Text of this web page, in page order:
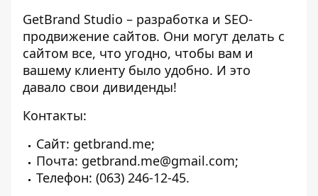
GetBrand Studio – разработка и SEO-
продвижение сайтов. Они могут делать с
сайтом все, что угодно, чтобы вам и
вашему клиенту было удобно. И это
давало свои дивиденды!
Контакты:
Сайт: getbrand.me;
Почта: getbrand.me@gmail.com;
Телефон: (063) 246-12-45.